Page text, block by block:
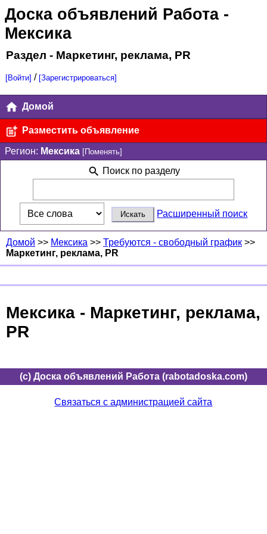
Доска объявлений Работа-
Мексика
Раздел - Маркетинг, реклама, PR
[Войти] / [Зарегистрироваться]
Домой
Разместить объявление
Регион: Мексика [Поменять]
Поиск по разделу
Расширенный поиск
Домой >> Мексика >> Требуются - свободный график >>
Маркетинг, реклама, PR
Мексика - Маркетинг, реклама,
PR
(c) Доска объявлений Работа (rabotadoska.com)
Связаться с администрацией сайта